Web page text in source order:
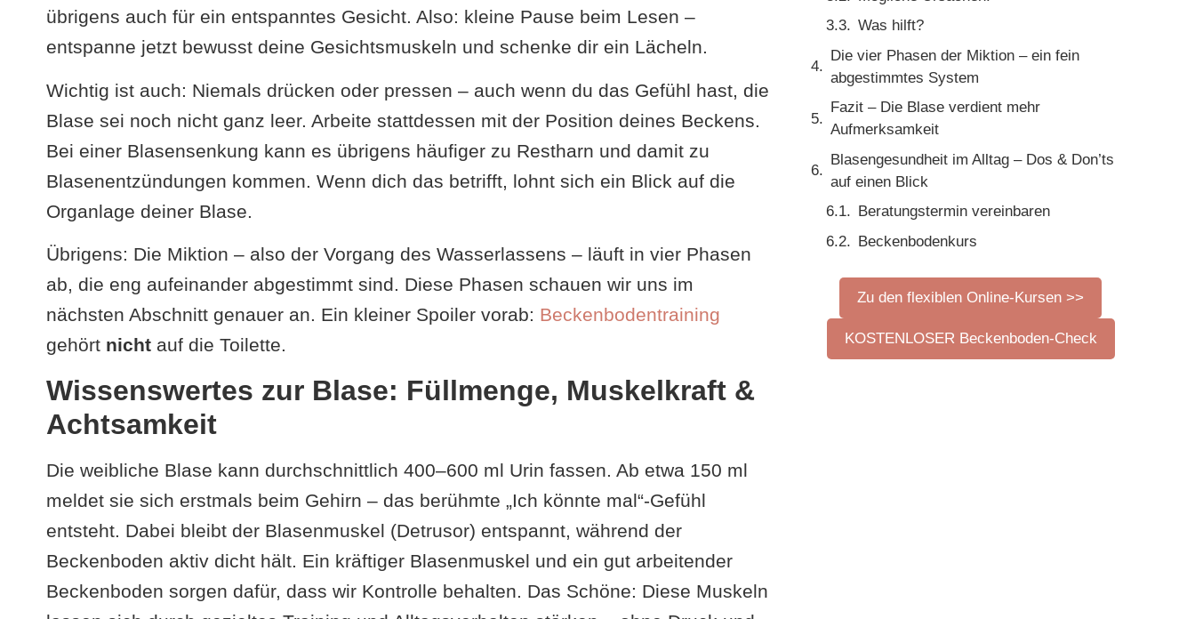
übrigens auch für ein entspanntes Gesicht. Also: kleine Pause beim Lesen –
entspanne jetzt bewusst deine Gesichtsmuskeln und schenke dir ein Lächeln.
Wichtig ist auch: Niemals drücken oder pressen – auch wenn du das Gefühl hast, die
Blase sei noch nicht ganz leer. Arbeite stattdessen mit der Position deines Beckens.
Bei einer Blasensenkung kann es übrigens häufiger zu Restharn und damit zu
Blasenentzündungen kommen. Wenn dich das betrifft, lohnt sich ein Blick auf die
Organlage deiner Blase.
Übrigens: Die Miktion – also der Vorgang des Wasserlassens – läuft in vier Phasen
ab, die eng aufeinander abgestimmt sind. Diese Phasen schauen wir uns im
nächsten Abschnitt genauer an. Ein kleiner Spoiler vorab: Beckenbodentraining
gehört nicht auf die Toilette.
Wissenswertes zur Blase: Füllmenge, Muskelkraft &
Achtsamkeit
Die weibliche Blase kann durchschnittlich 400–600 ml Urin fassen. Ab etwa 150 ml
meldet sie sich erstmals beim Gehirn – das berühmte „Ich könnte mal“-Gefühl
entsteht. Dabei bleibt der Blasenmuskel (Detrusor) entspannt, während der
Beckenboden aktiv dicht hält. Ein kräftiger Blasenmuskel und ein gut arbeitender
Beckenboden sorgen dafür, dass wir Kontrolle behalten. Das Schöne: Diese Muskeln
Was hilft?
Die vier Phasen der Miktion – ein fein
abgestimmtes System
Fazit – Die Blase verdient mehr
Aufmerksamkeit
Blasengesundheit im Alltag – Dos & Don’ts
auf einen Blick
Beratungstermin vereinbaren
Beckenbodenkurs
Zu den flexiblen Online-Kursen >>
KOSTENLOSER Beckenboden-Check